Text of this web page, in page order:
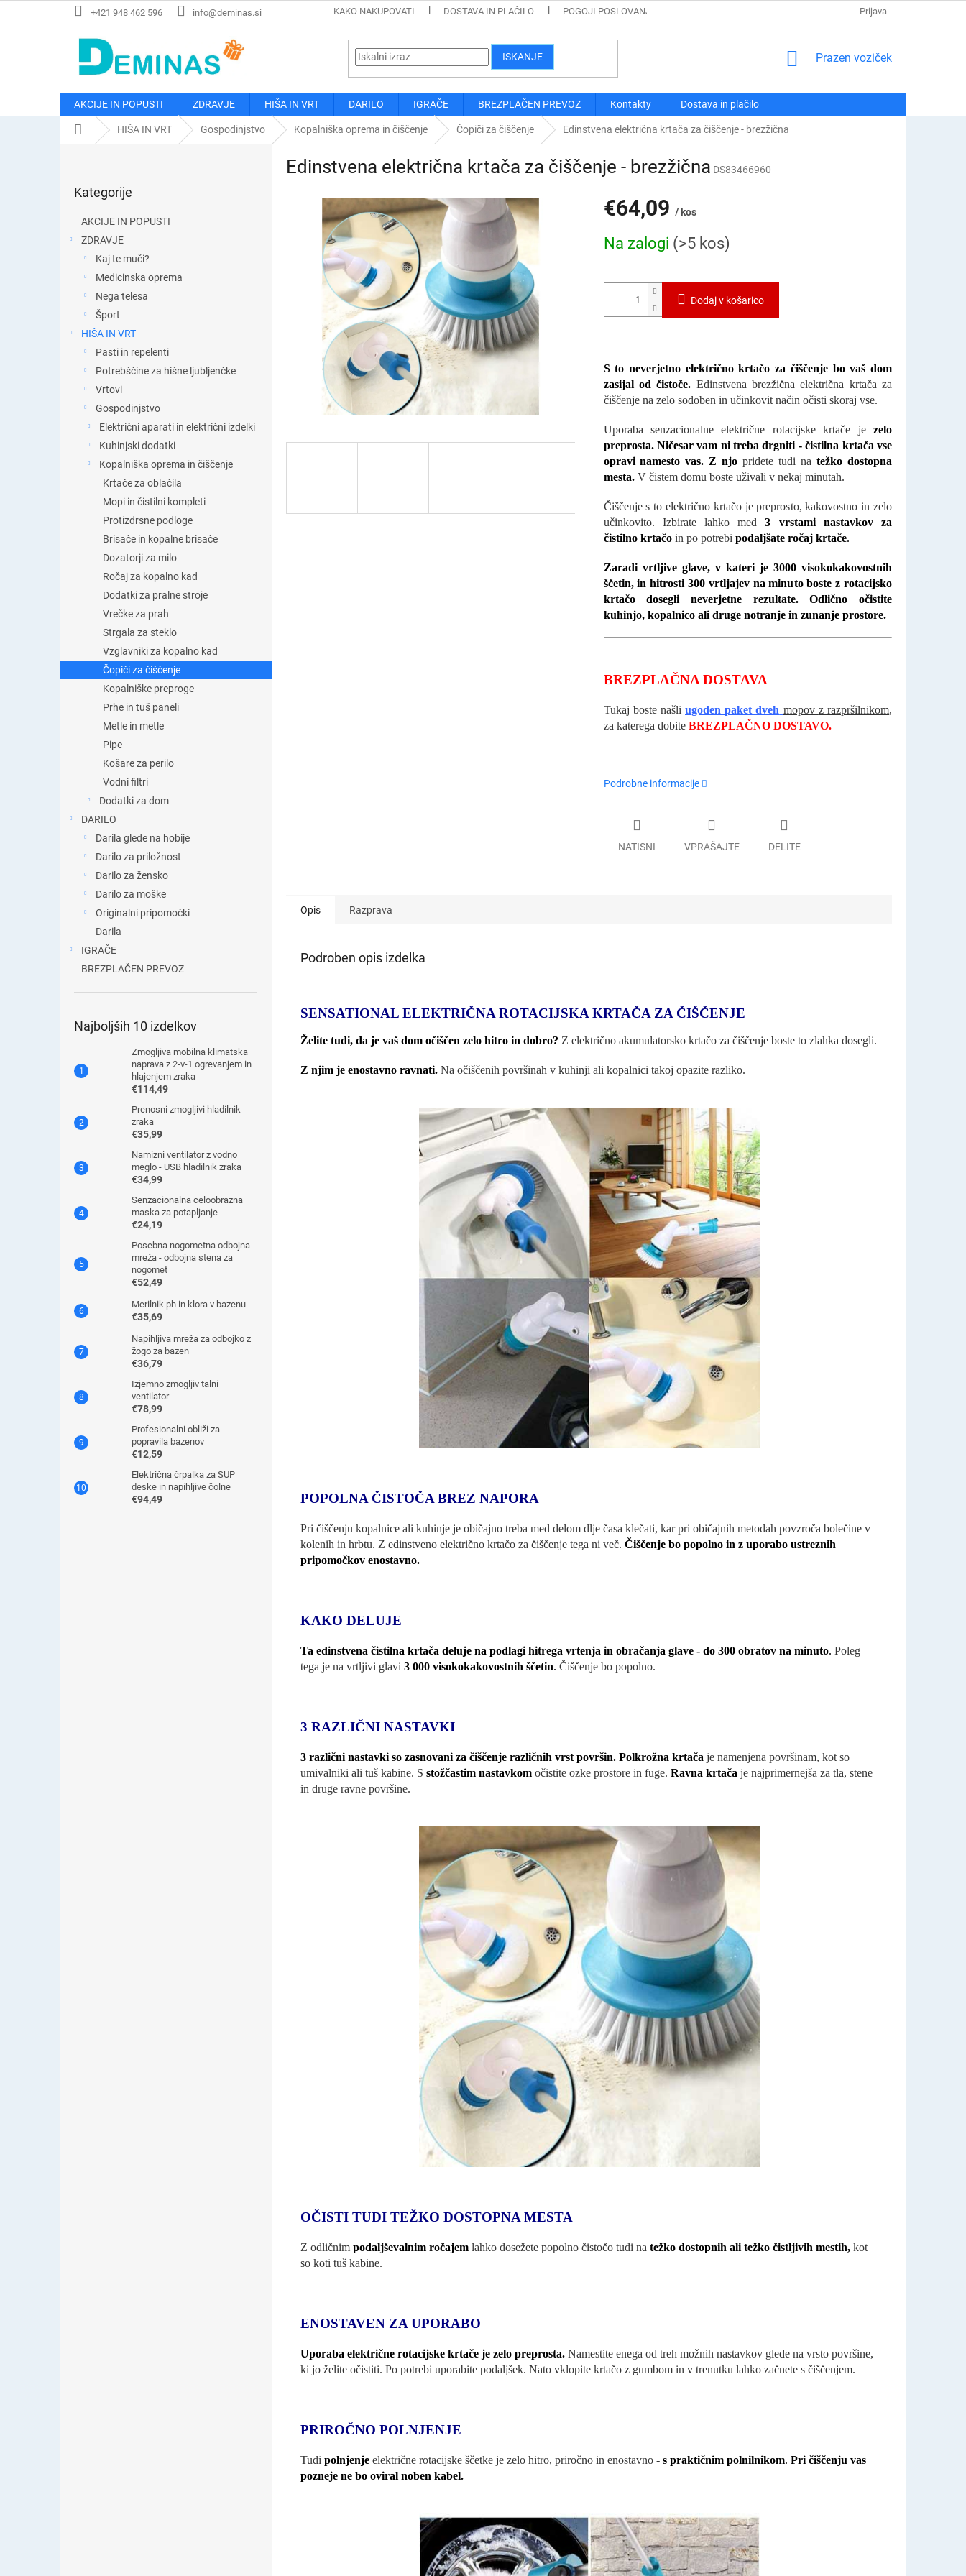
na
+421 948 462 596 info@deminas.si KAKO NAKUPOVATI DOSTAVA IN PLAČILO POGOJI POSLOVANJA REKLAMACIJE IN VRAČILA
Prijava
ISKANJE
NAKUPOVALNI
Prazen voziček
AKCIJE IN POPUSTI ZDRAVJE HIŠA IN VRT DARILO IGRAČE BREZPLAČEN PREVOZ Kontakty Dostava in plačilo
Domača
stran
HIŠA IN VRT Gospodinjstvo Kopalniška oprema in čiščenje Čopiči za čiščenje Edinstvena električna krtača za čiščenje - brezžična
kategorije
Kategorije
AKCIJE IN POPUSTI
ZDRAVJE
Kaj te muči?
Medicinska oprema
Nega telesa
Šport
HIŠA IN VRT
Pasti in repelenti
Potrebščine za hišne ljubljenčke
Vrtovi
Gospodinjstvo
Električni aparati in električni izdelki
Kuhinjski dodatki
Kopalniška oprema in čiščenje
Krtače za oblačila
Mopi in čistilni kompleti
Protizdrsne podloge
Brisače in kopalne brisače
Dozatorji za milo
Ročaj za kopalno kad
Dodatki za pralne stroje
Vrečke za prah
Strgala za steklo
Vzglavniki za kopalno kad
Čopiči za čiščenje
Kopalniške preproge
Prhe in tuš paneli
Metle in metle
Pipe
Košare za perilo
Vodni filtri
Dodatki za dom
DARILO
Darila glede na hobije
Darilo za priložnost
Darilo za žensko
Darilo za moške
Originalni pripomočki
Darila
IGRAČE
BREZPLAČEN PREVOZ
Najboljših 10 izdelkov
Zmogljiva mobilna klimatska
naprava z 2-v-1 ogrevanjem in
hlajenjem zraka
€114,49
Prenosni zmogljivi hladilnik
zraka
€35,99
Namizni ventilator z vodno
meglo - USB hladilnik zraka
€34,99
Senzacionalna celoobrazna
maska ​​za potapljanje
€24,19
Posebna nogometna odbojna
mreža - odbojna stena za
nogomet
€52,49
Merilnik ph in klora v bazenu
€35,69
Napihljiva mreža za odbojko z
žogo za bazen
€36,79
Izjemno zmogljiv talni
ventilator
€78,99
Profesionalni obliži za
popravila bazenov
€12,59
Električna črpalka za SUP
deske in napihljive čolne
€94,49
Edinstvena električna krtača za čiščenje - brezžična DS83466960
€64,09 / kos
mere:
Na zalogi (>5 kos)
Dodaj v košarico
S to neverjetno električno krtačo za čiščenje bo vaš dom
zasijal od čistoče. Edinstvena brezžična električna krtača za
čiščenje na zelo sodoben in učinkovit način očisti skoraj vse.
Uporaba senzacionalne električne rotacijske krtače je zelo
preprosta. Ničesar vam ni treba drgniti - čistilna krtača vse
opravi namesto vas. Z njopridete tudi natežko dostopna
mesta. V čistem domu boste uživali v nekaj minutah.
Čiščenje s to električno krtačo je preprosto, kakovostno in zelo
učinkovito. Izbirate lahko med3 vrstami nastavkov za
čistilno krtačo in po potrebi podaljšate ročaj krtače.
Zaradi vrtljive glave, v kateri je 3000 visokokakovostnih
ščetin, in hitrosti 300 vrtljajev na minuto boste z rotacijsko
krtačo dosegli neverjetne rezultate. Odlično očistite
kuhinjo, kopalnico ali druge notranje in zunanje prostore.
BREZPLAČNA DOSTAVA
Tukaj boste našliugoden paket dveh mopov z razpršilnikom,
za katerega dobite BREZPLAČNO DOSTAVO.
Podrobne informacije
NATISNI VPRAŠAJTE DELITE
Opis Razprava
Podroben opis izdelka
SENSATIONAL ELEKTRIČNA ROTACIJSKA KRTAČA ZA ČIŠČENJE
Želite tudi, da je vaš dom očiščen zelo hitro in dobro? Z električno akumulatorsko krtačo za čiščenje boste to zlahka dosegli.
Z njim je enostavno ravnati. Na očiščenih površinah v kuhinji ali kopalnici takoj opazite razliko.
POPOLNA ČISTOČA BREZ NAPORA
Pri čiščenju kopalnice ali kuhinje je običajno treba med delom dlje časa klečati, kar pri običajnih metodah povzroča bolečine v
kolenih in hrbtu. Z edinstveno električno krtačo za čiščenje tega ni več. Čiščenje bo popolno in z uporabo ustreznih
pripomočkov enostavno.
KAKO DELUJE
Ta edinstvena čistilna krtača deluje na podlagi hitrega vrtenja in obračanja glave - do 300 obratov na minuto. Poleg
tega je na vrtljivi glavi 3 000 visokokakovostnih ščetin. Čiščenje bo popolno.
3 RAZLIČNI NASTAVKI
3 različni nastavki so zasnovani za čiščenje različnih vrst površin. Polkrožna krtača je namenjena površinam, kot so
umivalniki ali tuš kabine. S stožčastim nastavkom očistite ozke prostore in fuge. Ravna krtača je najprimernejša za tla, stene
in druge ravne površine.
OČISTI TUDI TEŽKO DOSTOPNA MESTA
Z odličnim podaljševalnim ročajem lahko dosežete popolno čistočo tudi na težko dostopnih ali težko čistljivih mestih, kot
so koti tuš kabine.
ENOSTAVEN ZA UPORABO
Uporaba električne rotacijske krtače je zelo preprosta. Namestite enega od treh možnih nastavkov glede na vrsto površine,
ki jo želite očistiti. Po potrebi uporabite podaljšek. Nato vklopite krtačo z gumbom in v trenutku lahko začnete s čiščenjem.
PRIROČNO POLNJENJE
Tudi polnjenje električne rotacijske ščetke je zelo hitro, priročno in enostavno - s praktičnim polnilnikom. Pri čiščenju vas
pozneje ne bo oviral noben kabel.